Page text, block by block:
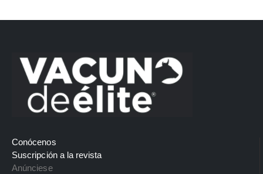
Conócenos
Suscripción a la revista
Anúnciese